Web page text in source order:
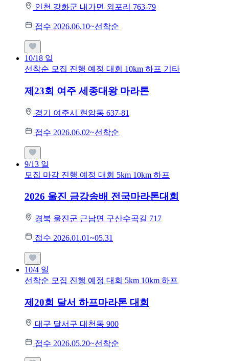
인천 강화군 내가면 외포리 763-79
접수 2026.06.10~선착순
10/18 일
선착순 모집 진행 예정 대회 10km 하프 기타
제23회 여주 세종대왕 마라톤
경기 여주시 현암동 637-81
접수 2026.06.02~선착순
9/13 일
모집 마감 진행 예정 대회 5km 10km 하프
2026 울진 금강송배 전국마라톤대회
경북 울진군 근남면 구산수곡길 717
접수 2026.01.01~05.31
10/4 일
선착순 모집 진행 예정 대회 5km 10km 하프
제20회 달서 하프마라톤 대회
대구 달서구 대천동 900
접수 2026.05.20~선착순